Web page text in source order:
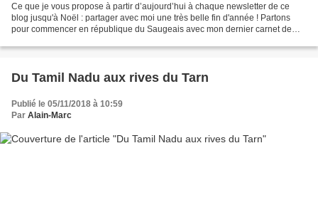
Ce que je vous propose à partir d’aujourd’hui à chaque newsletter de ce
blog jusqu'à Noël : partager avec moi une très belle fin d'année ! Partons
pour commencer en république du Saugeais avec mon dernier carnet de
Du Tamil Nadu aux rives du Tarn
Publié le 05/11/2018 à 10:59
Par Alain-Marc